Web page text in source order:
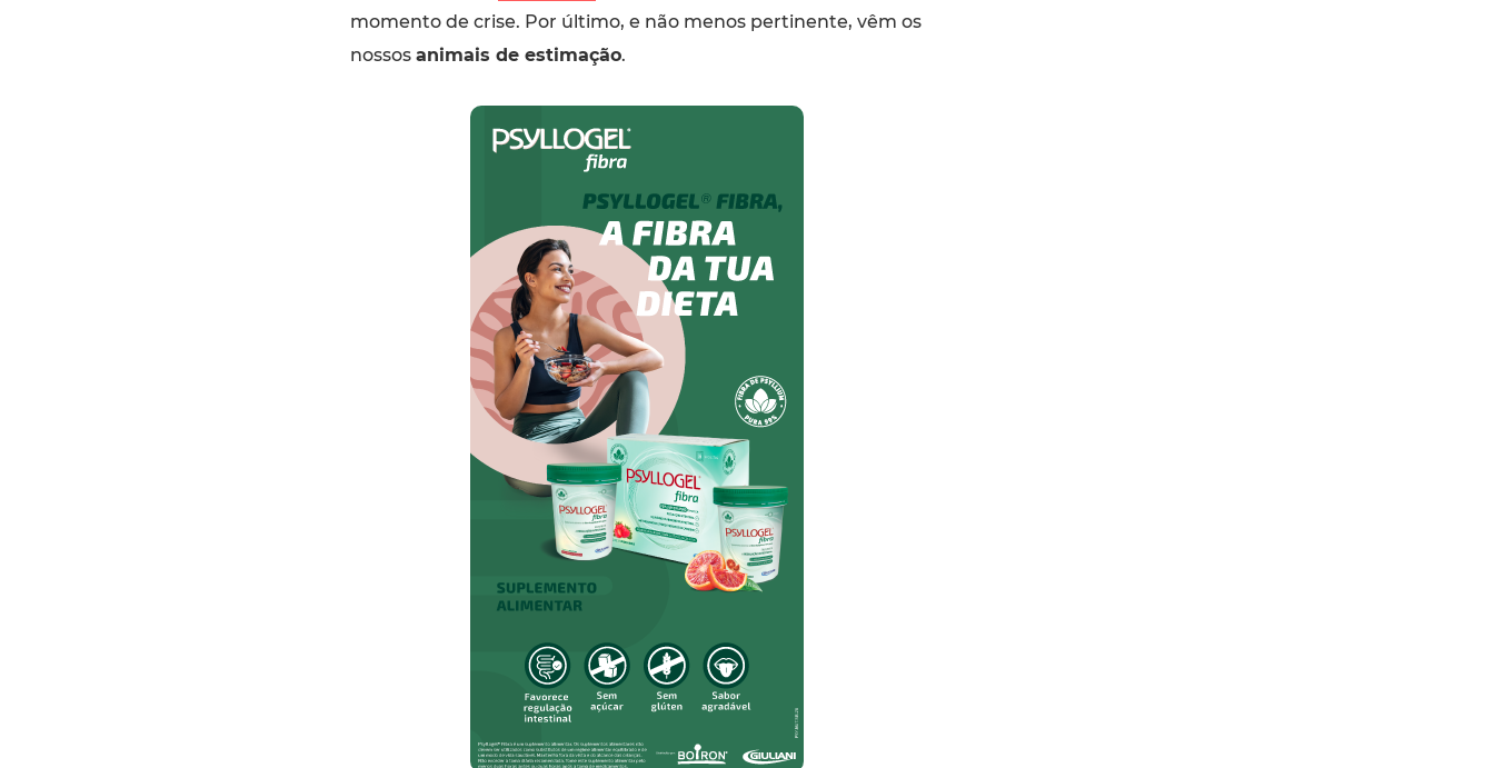
momento de crise. Por último, e não menos pertinente, vêm os
nossos animais de estimação.